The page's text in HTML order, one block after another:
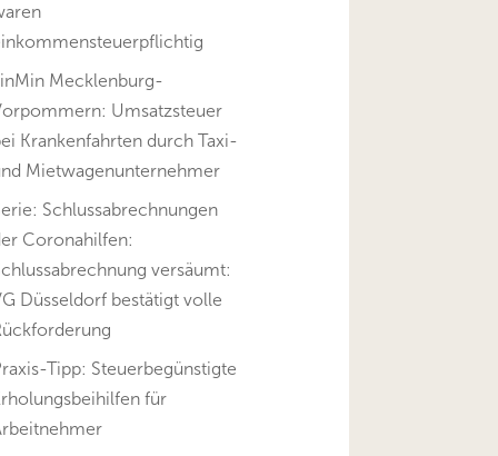
Mecklenburg-
Umsatzsteuer
Krankenfahrten durch Taxi-
Mietwagenunternehmer
Schlussabrechnungen
Coronahilfen:
versäumt:
Düsseldorf bestätigt volle
Tipp: Steuerbegünstigte
für